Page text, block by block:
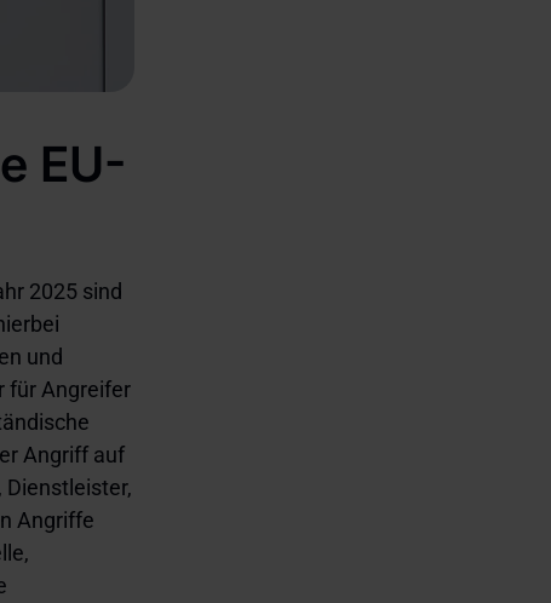
EU-
2025 sind
und
für Angreifer
Angriff auf
Angriffe